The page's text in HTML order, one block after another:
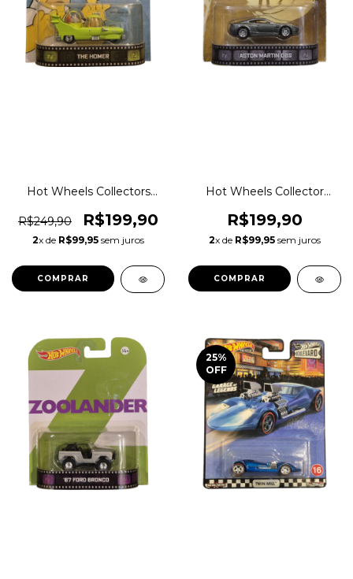
Hot Wheels Collectors
Car - Carro do Sonho -
Escala 1:64 Original
1magnus BDV00
R$249,90 R$199,90
2x de R$99,95 sem juros
Hot Wheels Collector
DBS - James Bond 007
em Casino Royale (Daniel
Craig)- Escala 1:64 Original
R$199,90
2x de R$99,95 sem juros
25%
OFF